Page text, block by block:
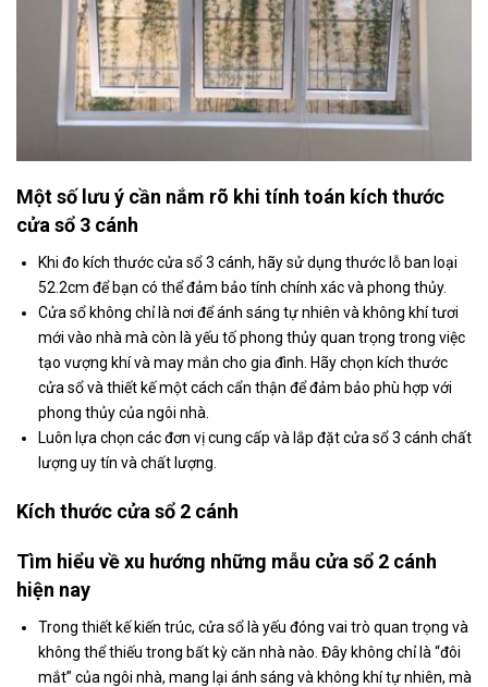
Một số lưu ý cần nắm rõ khi tính toán kích thước
cửa sổ 3 cánh
Khi đo kích thước cửa sổ 3 cánh, hãy sử dụng thước lỗ ban loại
52.2cm để bạn có thể đảm bảo tính chính xác và phong thủy.
Cửa sổ không chỉ là nơi để ánh sáng tự nhiên và không khí tươi
mới vào nhà mà còn là yếu tố phong thủy quan trọng trong việc
tạo vượng khí và may mắn cho gia đình. Hãy chọn kích thước
cửa sổ và thiết kế một cách cẩn thận để đảm bảo phù hợp với
phong thủy của ngôi nhà.
Luôn lựa chọn các đơn vị cung cấp và lắp đặt cửa sổ 3 cánh chất
lượng uy tín và chất lượng.
Kích thước cửa sổ 2 cánh
Tìm hiểu về xu hướng những mẫu cửa sổ 2 cánh
hiện nay
Trong thiết kế kiến trúc, cửa sổ là yếu đóng vai trò quan trọng và
không thể thiếu trong bất kỳ căn nhà nào. Đây không chỉ là “đôi
mắt” của ngôi nhà, mang lại ánh sáng và không khí tự nhiên, mà